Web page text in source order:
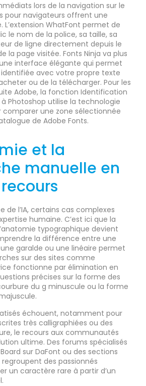
lors de la navigation sur le
pour navigateurs offrent une
L’extension WhatFont permet de
le nom de la police, sa taille, sa
de ligne directement depuis le
la page visitée. Fonts Ninja va plus
interface élégante qui permet
avec votre propre texte
ou de la télécharger. Pour les
Adobe, la fonction Identification
Photoshop utilise la technologie
comparer une zone sélectionnée
de Adobe Fonts.
et la
manuelle en
de l’IA, certains cas complexes
humaine. C’est ici que la
typographique devient
la différence entre une
garalde ou une linéaire permet
sur des sites comme
fonctionne par élimination en
précises sur la forme des
du g minuscule ou la forme
échouent, notamment pour
très calligraphiées ou des
le recours aux communautés
ultime. Des forums spécialisés
sur DaFont ou des sections
des passionnés
un caractère rare à partir d’un